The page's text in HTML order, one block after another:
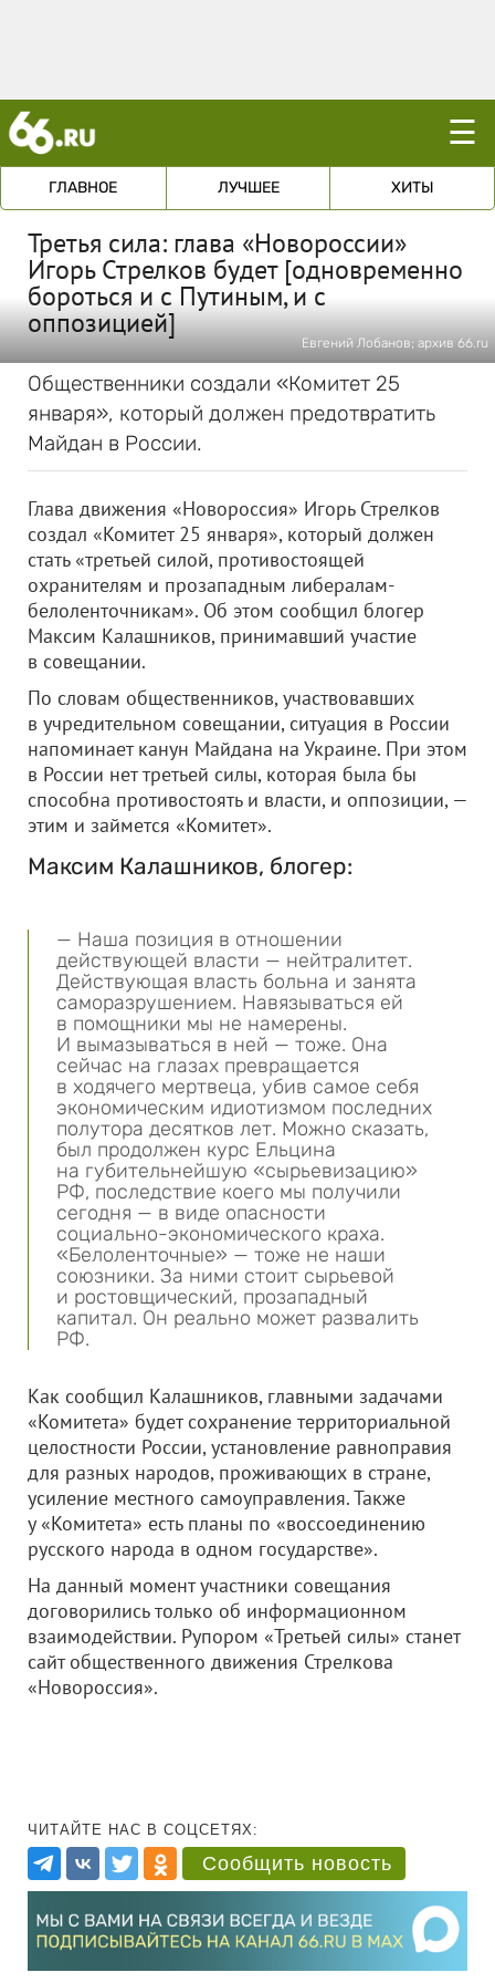
☰
ГЛАВНОЕ ЛУЧШЕЕ ХИТЫ
Третья сила: глава «Новороссии»
Игорь Стрелков будет [одновременно
бороться и с Путиным, и с
оппозицией]
Евгений Лобанов; архив 66.ru
Общественники создали «Комитет 25
января», который должен предотвратить
Майдан в России.
Глава движения «Новороссия» Игорь Стрелков
создал «Комитет 25 января», который должен
стать «третьей силой, противостоящей
охранителям и прозападным либералам-
белоленточникам». Об этом сообщил блогер
Максим Калашников, принимавший участие
в совещании.
По словам общественников, участвовавших
в учредительном совещании, ситуация в России
напоминает канун Майдана на Украине. При этом
в России нет третьей силы, которая была бы
способна противостоять и власти, и оппозиции, —
этим и займется «Комитет».
Максим Калашников, блогер:
— Наша позиция в отношении
действующей власти — нейтралитет.
Действующая власть больна и занята
саморазрушением. Навязываться ей
в помощники мы не намерены.
И вымазываться в ней — тоже. Она
сейчас на глазах превращается
в ходячего мертвеца, убив самое себя
экономическим идиотизмом последних
полутора десятков лет. Можно сказать,
был продолжен курс Ельцина
на губительнейшую «сырьевизацию»
РФ, последствие коего мы получили
сегодня — в виде опасности
социально-экономического краха.
«Белоленточные» — тоже не наши
союзники. За ними стоит сырьевой
и ростовщический, прозападный
капитал. Он реально может развалить
РФ.
Как сообщил Калашников, главными задачами
«Комитета» будет сохранение территориальной
целостности России, установление равноправия
для разных народов, проживающих в стране,
усиление местного самоуправления. Также
у «Комитета» есть планы по «воссоединению
русского народа в одном государстве».
На данный момент участники совещания
договорились только об информационном
взаимодействии. Рупором «Третьей силы» станет
сайт общественного движения Стрелкова
«Новороссия».
ЧИТАЙТЕ НАС В СОЦСЕТЯХ:
Сообщить новость